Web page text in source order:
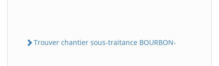
Trouver chantier sous-traitance BOURBON-